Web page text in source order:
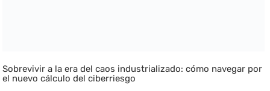
Sobrevivir a la era del caos industrializado: cómo navegar por
el nuevo cálculo del ciberriesgo